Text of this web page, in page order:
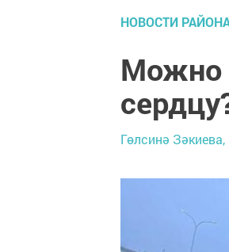
НОВОСТИ
Можно
Гөлсинә Зәкиева,